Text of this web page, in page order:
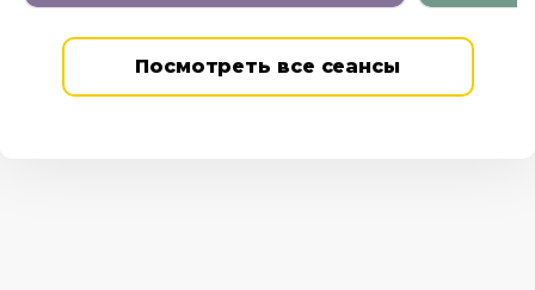
Посмотреть все сеансы